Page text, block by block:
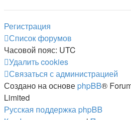
Регистрация
Список форумов
Часовой пояс: UTC
Удалить cookies
Связаться
с
администрацией
Связаться садминистрацией
Создано на основе phpBB®
Limited
Русская поддержка phpBB